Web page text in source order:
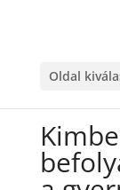
Oldal